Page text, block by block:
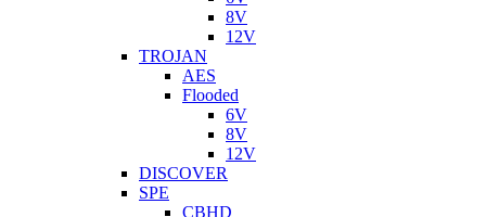
8V
12V
TROJAN
AES
Flooded
6V
8V
12V
DISCOVER
SPE
CBHD